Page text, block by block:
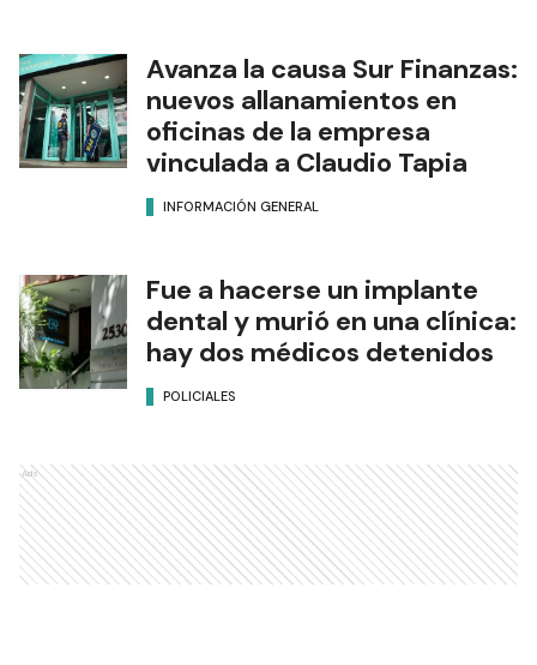
Avanza la causa Sur Finanzas:
nuevos allanamientos en
oficinas de la empresa
vinculada a Claudio Tapia
INFORMACIÓN GENERAL
Fue a hacerse un implante
dental y murió en una clínica:
hay dos médicos detenidos
POLICIALES
Ads